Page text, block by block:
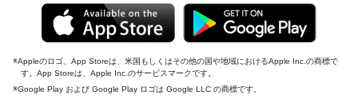
Appleのロゴ、App Storeは、米国もしくはその他の国や地域におけるApple Inc.の商標で
す。App Storeは、Apple Inc.のサービスマークです。
Google Play および Google Play ロゴは Google LLC の商標です。